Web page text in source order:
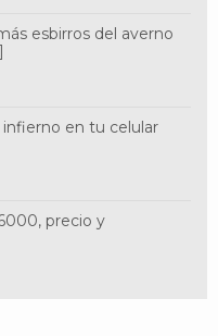
esbirros del averno
infierno en tu celular
precio y